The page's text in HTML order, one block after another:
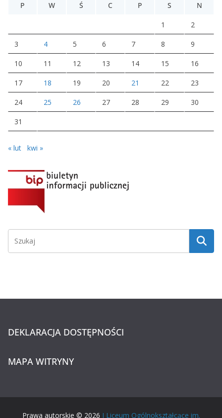
P
W Ś C P S N
1 2
3 4 5 6 7 8 9
10 11 12 13 14 15 16
17 18 19 20 21 22 23
24 25 26 27 28 29 30
31
« lut kwi »
DEKLARACJA DOSTĘPNOŚCI
MAPA WITRYNY
Prawa autorskie © 2026 I Liceum Ogólnokształcące im.